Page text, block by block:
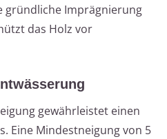
gründliche Imprägnierung
das Holz vor
gewährleistet einen
Eine Mindestneigung von 5